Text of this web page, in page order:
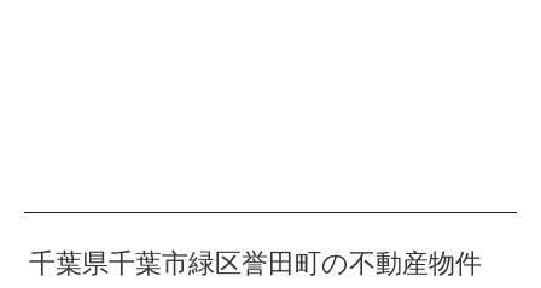
千葉県千葉市緑区誉田町の不動産物件